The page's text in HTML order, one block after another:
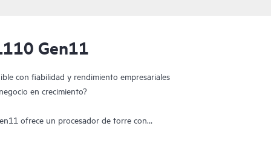
Gen11
con fiabilidad y rendimiento empresariales
en crecimiento?
ofrece un procesador de torre con
de 4.ª y 5.ª generación, HPE SmartMemory